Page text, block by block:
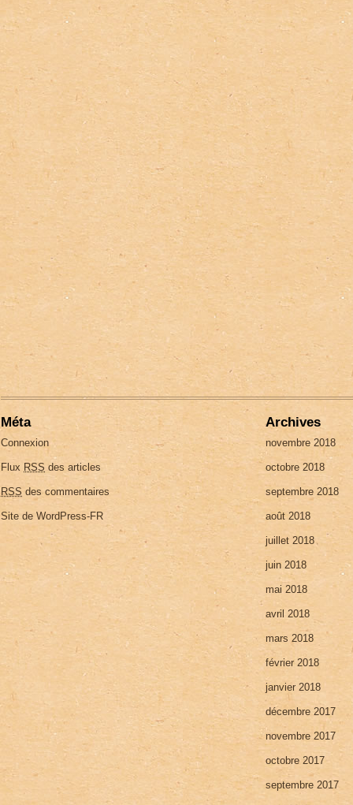
Méta
Connexion
Flux RSS des articles
RSS des commentaires
Site de WordPress-FR
Archives
novembre 2018
octobre 2018
septembre 2018
août 2018
juillet 2018
juin 2018
mai 2018
avril 2018
mars 2018
février 2018
janvier 2018
décembre 2017
novembre 2017
octobre 2017
septembre 2017